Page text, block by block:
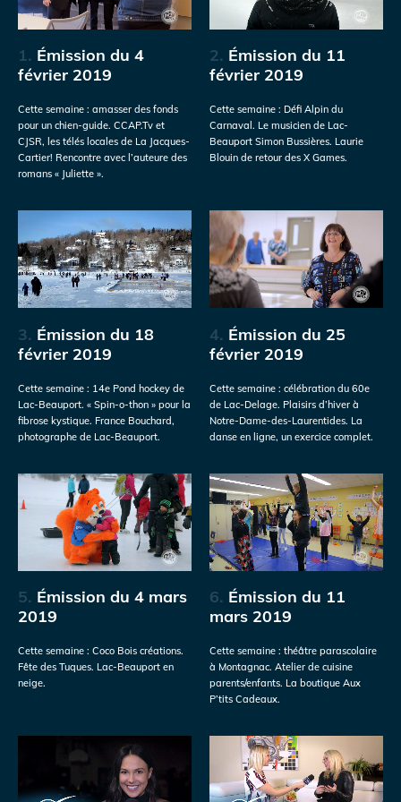
1. Émission du 4
février 2019
Cette semaine : amasser des fonds
pour un chien-guide. CCAP.Tv et
CJSR, les télés locales de La Jacques-
Cartier! Rencontre avec l’auteure des
romans « Juliette ».
2. Émission du 11
février 2019
Cette semaine : Défi Alpin du
Carnaval. Le musicien de Lac-
Beauport Simon Bussières. Laurie
Blouin de retour des X Games.
3. Émission du 18
février 2019
Cette semaine : 14e Pond hockey de
Lac-Beauport. « Spin-o-thon » pour la
fibrose kystique. France Bouchard,
photographe de Lac-Beauport.
4. Émission du 25
février 2019
Cette semaine : célébration du 60e
de Lac-Delage. Plaisirs d’hiver à
Notre-Dame-des-Laurentides. La
danse en ligne, un exercice complet.
5. Émission du 4 mars
2019
Cette semaine : Coco Bois créations.
Fête des Tuques. Lac-Beauport en
neige.
6. Émission du 11
mars 2019
Cette semaine : théâtre parascolaire
à Montagnac. Atelier de cuisine
parents/enfants. La boutique Aux
P’tits Cadeaux.